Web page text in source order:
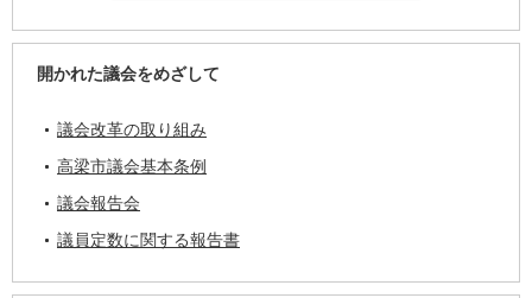
開かれた議会をめざして
議会改革の取り組み
高梁市議会基本条例
議会報告会
議員定数に関する報告書